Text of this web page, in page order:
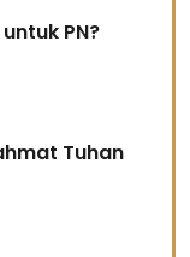
PN?
Tuhan